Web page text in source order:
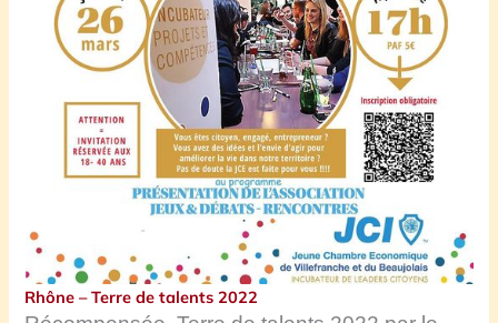
Rhône – Terre de talents 2022